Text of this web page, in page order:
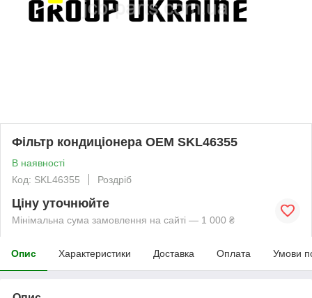
Фільтр кондиціонера OEM SKL46355
В наявності
Код: SKL46355
Роздріб
Ціну уточнюйте
Мінімальна сума замовлення на сайті — 1 000 ₴
Опис Характеристики Доставка Оплата Умови